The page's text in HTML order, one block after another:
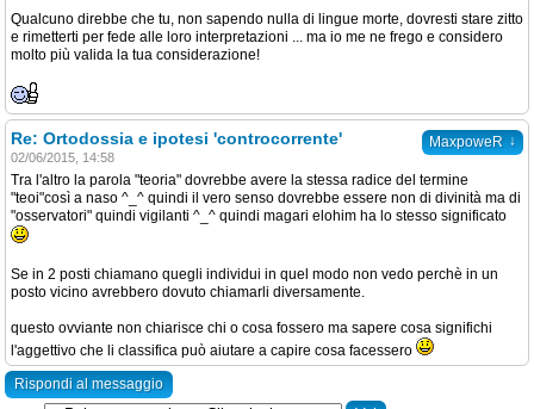
Qualcuno direbbe che tu, non sapendo nulla di lingue morte, dovresti stare zitto
e rimetterti per fede alle loro interpretazioni ... ma io me ne frego e considero
molto più valida la tua considerazione!
MaxpoweR ↓
Re: Ortodossia e ipotesi 'controcorrente'
02/06/2015, 14:58
Tra l'altro la parola "teoria" dovrebbe avere la stessa radice del termine
"teoi"così a naso ^_^ quindi il vero senso dovrebbe essere non di divinità ma di
"osservatori" quindi vigilanti ^_^ quindi magari elohim ha lo stesso significato
Se in 2 posti chiamano quegli individui in quel modo non vedo perchè in un
posto vicino avrebbero dovuto chiamarli diversamente.
questo ovviante non chiarisce chi o cosa fossero ma sapere cosa significhi
l'aggettivo che li classifica può aiutare a capire cosa facessero
Rispondi al messaggio